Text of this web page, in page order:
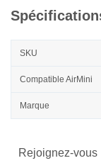
SKU
Compatible AirMini
Marque
Rejoignez-vous